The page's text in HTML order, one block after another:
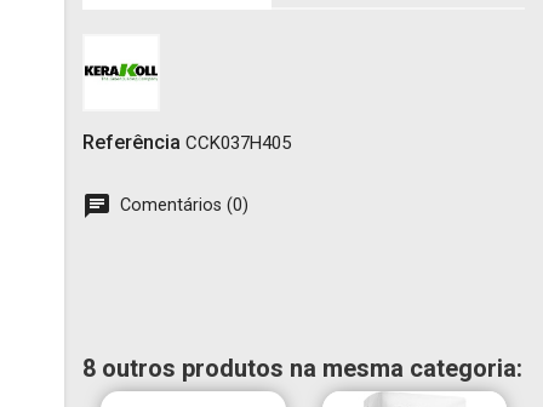
Cancelar
Referência CCK037H405
Comentários (0)
8 outros produtos na mesma categoria: